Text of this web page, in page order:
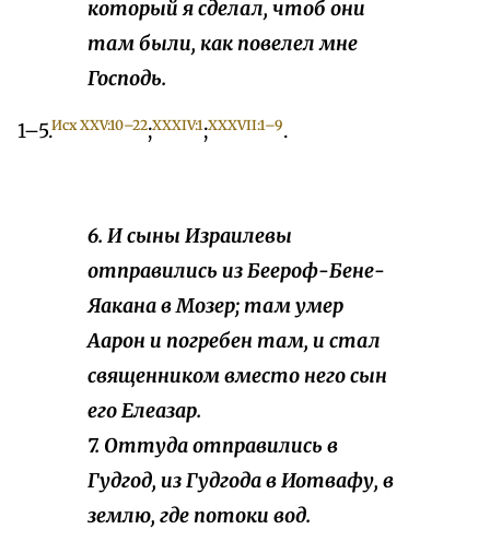
который я сделал, чтоб они
там были, как повелел мне
Господь.
1–5.Исх XXV:10–22;XXXIV:1;XXXVII:1–9.
6. И сыны Израилевы
отправились из Беероф-Бене-
Яакана в Мозер; там умер
Аарон и погребен там, и стал
священником вместо него сын
его Елеазар.
7. Оттуда отправились в
Гудгод, из Гудгода в Иотвафу, в
землю, где потоки вод.